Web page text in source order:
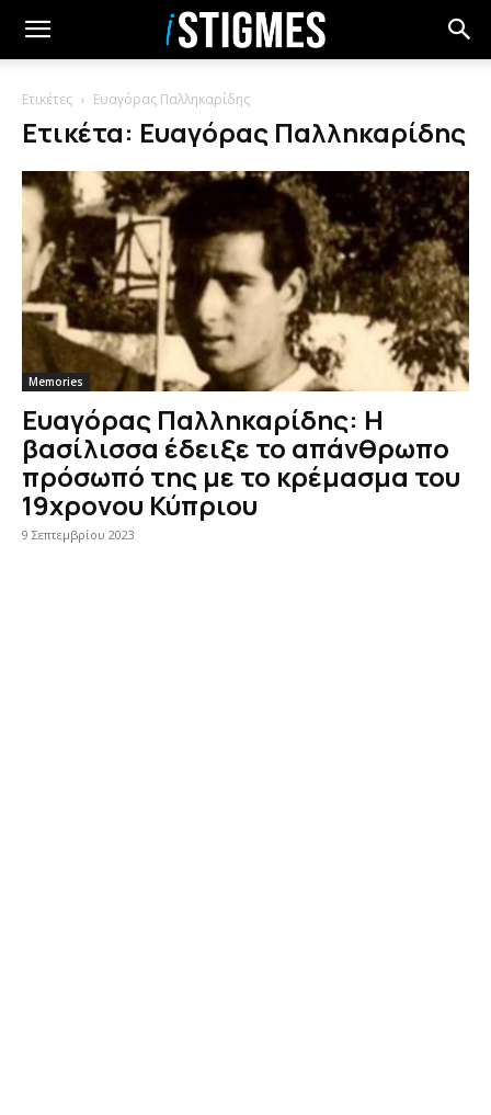
Ετικέτες Ευαγόρας Παλληκαρίδης
Ετικέτα: Ευαγόρας Παλληκαρίδης
Memories
Ευαγόρας Παλληκαρίδης: Η
βασίλισσα έδειξε το απάνθρωπο
πρόσωπό της με το κρέμασμα του
19χρονου Κύπριου
9 Σεπτεμβρίου 2023